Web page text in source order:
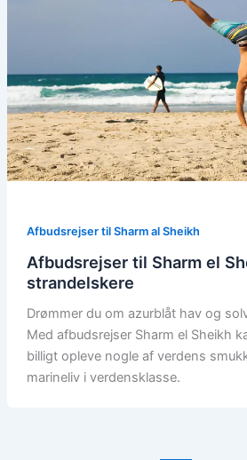
Afbudsrejser til Sharm al Sheikh
Afbudsrejser til Sharm el
strandelskere
Drømmer du om azurblåt hav og
Med afbudsrejser Sharm el Sheikh
billigt opleve nogle af verdens
marineliv i verdensklasse.